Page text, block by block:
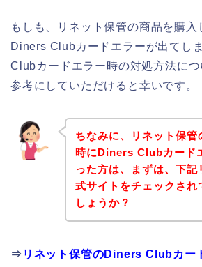
もしも、リネット保管の商品を購入
Diners Clubカードエラーが出てし
Clubカードエラー時の対処方法に
参考にしていただけると幸いです。
ちなみに、リネット保管
時にDiners Clubカード
った方は、まずは、下
式サイトをチェックされ
しょうか？
⇒ リネット保管のDiners Clubカー